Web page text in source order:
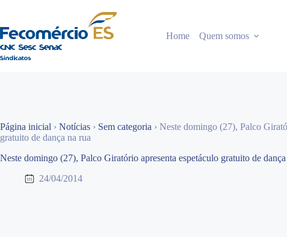
o
conteúdo
Home Quem somos
Página inicial › Notícias › Sem categoria › Neste domingo (27), Palco
gratuito de dança na rua
Neste domingo (27), Palco Giratório apresenta espetáculo gratuito de dança
24/04/2014